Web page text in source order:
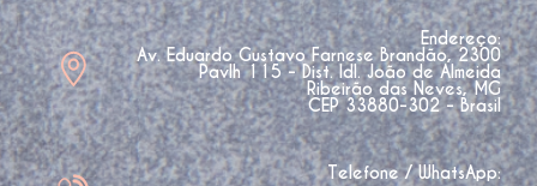
Endereço:
Av. Eduardo Gustavo Farnese Brandão, 2300
Pavlh 115 - Dist. Idl. João de Almeida
Ribeirão das Neves, MG
CEP 33880-302 - Brasil
Telefone / WhatsApp: